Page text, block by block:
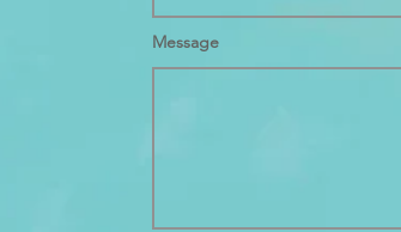
Message